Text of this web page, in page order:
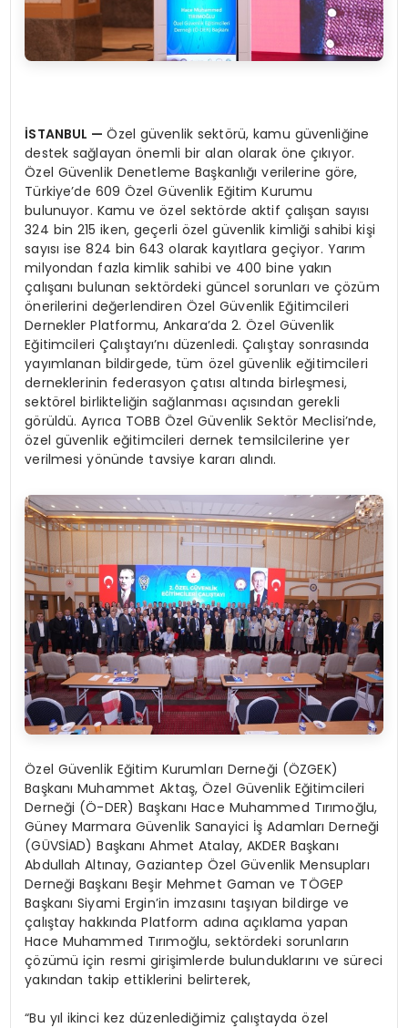
İSTANBUL —Özel güvenlik sektörü, kamu güvenliğine
destek sağlayan önemli bir alan olarak öne çıkıyor.
Özel Güvenlik Denetleme Başkanlığı verilerine göre,
Türkiye’de 609 Özel Güvenlik Eğitim Kurumu
bulunuyor. Kamu ve özel sektörde aktif çalışan sayısı
324 bin 215 iken, geçerli özel güvenlik kimliği sahibi kişi
sayısı ise 824 bin 643 olarak kayıtlara geçiyor. Yarım
milyondan fazla kimlik sahibi ve 400 bine yakın
çalışanı bulunan sektördeki güncel sorunları ve çözüm
önerilerini değerlendiren Özel Güvenlik Eğitimcileri
Dernekler Platformu, Ankara’da 2. Özel Güvenlik
Eğitimcileri Çalıştayı’nı düzenledi. Çalıştay sonrasında
yayımlanan bildirgede, tüm özel güvenlik eğitimcileri
derneklerinin federasyon çatısı altında birleşmesi,
sektörel birlikteliğin sağlanması açısından gerekli
görüldü. Ayrıca TOBB Özel Güvenlik Sektör Meclisi’nde,
özel güvenlik eğitimcileri dernek temsilcilerine yer
verilmesi yönünde tavsiye kararı alındı.
Özel Güvenlik Eğitim Kurumları Derneği (ÖZGEK)
Başkanı Muhammet Aktaş, Özel Güvenlik Eğitimcileri
Derneği (Ö-DER) Başkanı Hace Muhammed Tırımoğlu,
Güney Marmara Güvenlik Sanayici İş Adamları Derneği
(GÜVSİAD) Başkanı Ahmet Atalay, AKDER Başkanı
Abdullah Altınay, Gaziantep Özel Güvenlik Mensupları
Derneği Başkanı Beşir Mehmet Gaman ve TÖGEP
Başkanı Siyami Ergin’in imzasını taşıyan bildirge ve
çalıştay hakkında Platform adına açıklama yapan
Hace Muhammed Tırımoğlu, sektördeki sorunların
çözümü için resmi girişimlerde bulunduklarını ve süreci
yakından takip ettiklerini belirterek,
“Bu yıl ikinci kez düzenlediğimiz çalıştayda özel